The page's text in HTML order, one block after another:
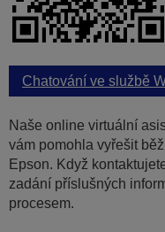
Chatování ve službě
Naše online virtuální
vám pomohla vyřešit
Epson. Když
zadání příslušných
procesem.